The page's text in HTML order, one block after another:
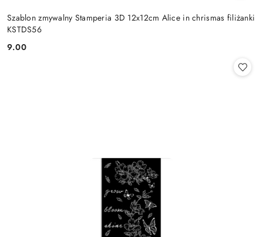
Szablon zmywalny Stamperia 3D 12x12cm Alice in chrismas filiżanki
KSTDS56
Cena:
9.00